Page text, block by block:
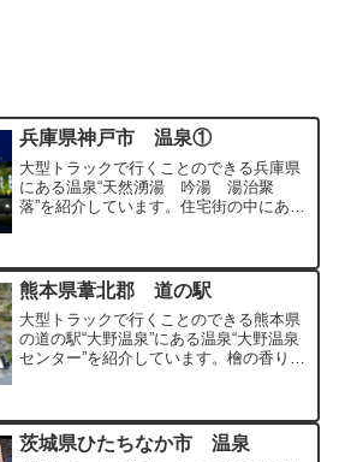
兵庫県神戸市 温泉①
大型トラックで行くことのできる兵庫県
にある温泉“天然湧湯 吟湯 湯治聚
落”を紹介しています。住宅街の中にある
熊本県葦北郡 道の駅
大型トラックで行くことのできる熊本県
の道の駅“大野温泉”にある温泉“大野温泉
センター”を紹介しています。檜の香りが
茨城県ひたちなか市 温泉